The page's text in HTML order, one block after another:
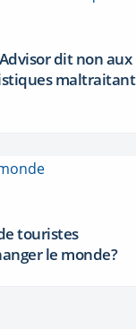
dit non aux
maltraitant
touristes
le monde?